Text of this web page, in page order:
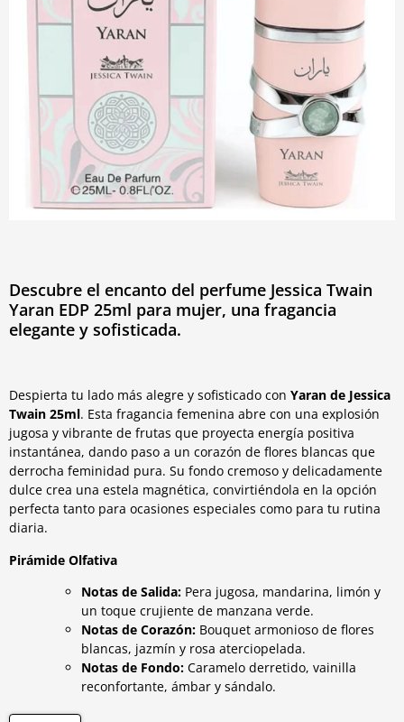
Descubre el encanto del perfume Jessica Twain
Yaran EDP 25ml para mujer, una fragancia
elegante y sofisticada.
Despierta tu lado más alegre y sofisticado con Yaran de Jessica
Twain 25ml. Esta fragancia femenina abre con una explosión
jugosa y vibrante de frutas que proyecta energía positiva
instantánea, dando paso a un corazón de flores blancas que
derrocha feminidad pura. Su fondo cremoso y delicadamente
dulce crea una estela magnética, convirtiéndola en la opción
perfecta tanto para ocasiones especiales como para tu rutina
diaria.
Pirámide Olfativa
Notas de Salida: Pera jugosa, mandarina, limón y
un toque crujiente de manzana verde.
Notas de Corazón: Bouquet armonioso de flores
blancas, jazmín y rosa aterciopelada.
Notas de Fondo: Caramelo derretido, vainilla
reconfortante, ámbar y sándalo.